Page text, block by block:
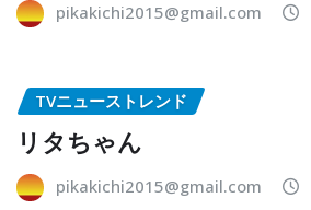
pikakichi2015@gmail.com
TVニューストレンド
リタちゃん
pikakichi2015@gmail.com